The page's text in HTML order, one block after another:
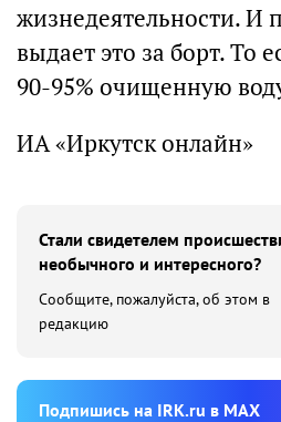
жизнедеятельности. И
выдает это за борт. То
90-95% очищенную
ИА «Иркутск онлайн»
Стали свидетелем
необычного и интересного?
Сообщите, пожалуйста, об этом в
редакцию
Подпишиcь на IRK.ru в MAX